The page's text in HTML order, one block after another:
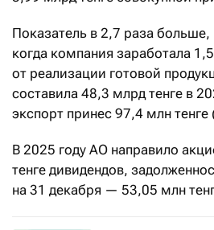
Показатель в 2,7 раза
когда компания заработала
от реализации готовой
составила 48,3 млрд тенге в
экспорт принес 97,4 млн тенге
В 2025 году АО направило
тенге дивидендов,
на 31 декабря — 53,05 млн